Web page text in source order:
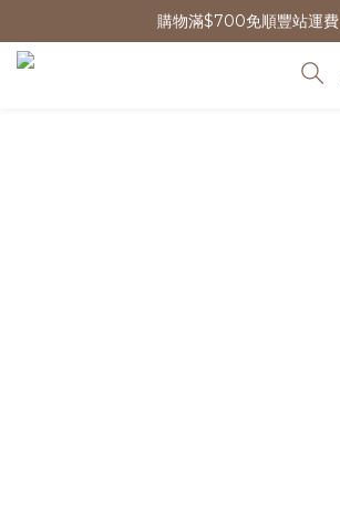
購物滿$700免順豐站運費